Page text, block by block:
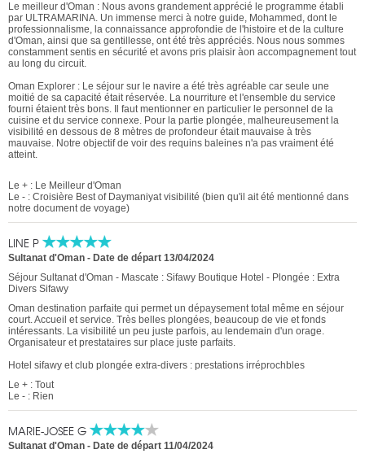
Le meilleur d'Oman : Nous avons grandement apprécié le programme établi
par ULTRAMARINA. Un immense merci à notre guide, Mohammed, dont le
professionnalisme, la connaissance approfondie de l'histoire et de la culture
d'Oman, ainsi que sa gentillesse, ont été très appréciés. Nous nous sommes
constamment sentis en sécurité et avons pris plaisir àon accompagnement tout
au long du circuit.
Oman Explorer : Le séjour sur le navire a été très agréable car seule une
moitié de sa capacité était réservée. La nourriture et l'ensemble du service
fourni étaient très bons. Il faut mentionner en particulier le personnel de la
cuisine et du service connexe. Pour la partie plongée, malheureusement la
visibilité en dessous de 8 mètres de profondeur était mauvaise à très
mauvaise. Notre objectif de voir des requins baleines n'a pas vraiment été
atteint.
Le + : Le Meilleur d'Oman
Le - : Croisière Best of Daymaniyat visibilité (bien qu'il ait été mentionné dans
notre document de voyage)
LINE P
Sultanat d'Oman - Date de départ 13/04/2024
Séjour Sultanat d'Oman - Mascate : Sifawy Boutique Hotel - Plongée : Extra
Divers Sifawy
Oman destination parfaite qui permet un dépaysement total même en séjour
court. Accueil et service. Très belles plongées, beaucoup de vie et fonds
intéressants. La visibilité un peu juste parfois, au lendemain d'un orage.
Organisateur et prestataires sur place juste parfaits.
Hotel sifawy et club plongée extra-divers : prestations irréprochbles
Le + : Tout
Le - : Rien
MARIE-JOSEE G
Sultanat d'Oman - Date de départ 11/04/2024